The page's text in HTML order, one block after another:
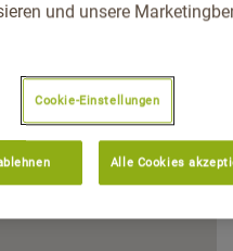
und unsere
Cookie-Einstellungen
Alle Cookies